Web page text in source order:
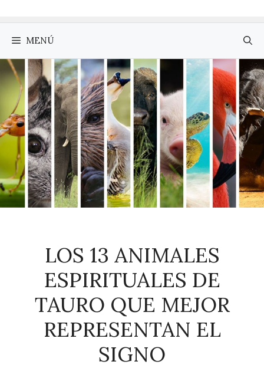
MENÚ
LOS 13 ANIMALES
ESPIRITUALES DE
TAURO QUE MEJOR
REPRESENTAN EL
SIGNO